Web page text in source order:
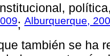
; Alburquerque,
también se ha